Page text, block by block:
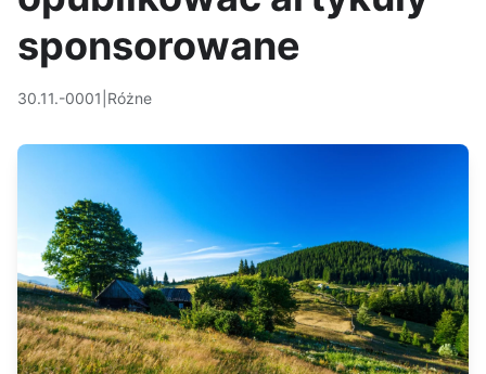
sponsorowane
30.11.-0001 Różne